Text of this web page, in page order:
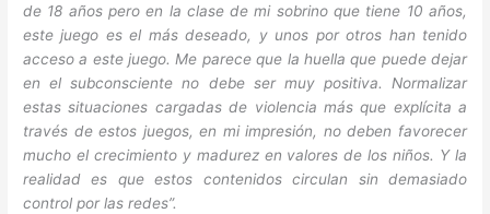
de 18 años pero en la clase de mi sobrino que tiene 10 años,
este juego es el más deseado, y unos por otros han tenido
acceso a este juego. Me parece que la huella que puede dejar
en el subconsciente no debe ser muy positiva. Normalizar
estas situaciones cargadas de violencia más que explícita a
través de estos juegos, en mi impresión, no deben favorecer
mucho el crecimiento y madurez en valores de los niños. Y la
realidad es que estos contenidos circulan sin demasiado
control por las redes”.